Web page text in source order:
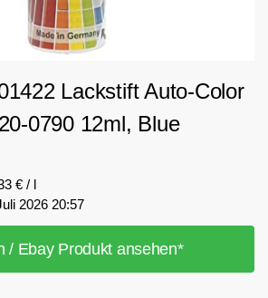
Lackstift Auto-Color
0790 12ml, Blue
€ / l
2026 20:57
/ Ebay Produkt ansehen*